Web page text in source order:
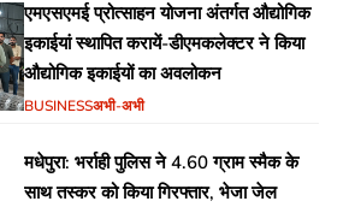
एमएसएमई प्रोत्साहन योजना अंतर्गत औद्योगिक
इकाईयां स्थापित करायें-डीएमकलेक्टर ने किया
औद्योगिक इकाईयों का अवलोकन
BUSINESSअभी-अभी
मधेपुरा: भर्राही पुलिस ने 4.60 ग्राम स्मैक के
साथ तस्कर को किया गिरफ्तार, भेजा जेल